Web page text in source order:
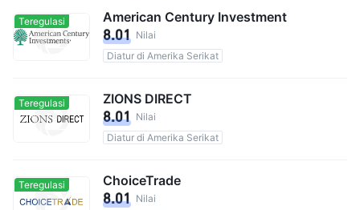
Teregulasi American Century Investment
8.01 Nilai
Diatur di Amerika Serikat
Teregulasi ZIONS DIRECT
8.01 Nilai
Diatur di Amerika Serikat
Teregulasi ChoiceTrade
8.01 Nilai